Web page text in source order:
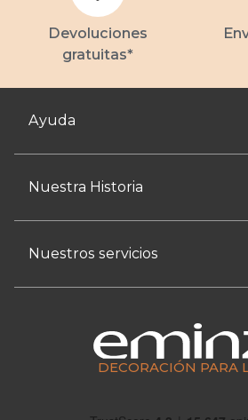
Devoluciones
gratuitas*
Ayuda
Nuestra Historia
Nuestros servicios
DECORACIÓN PARA